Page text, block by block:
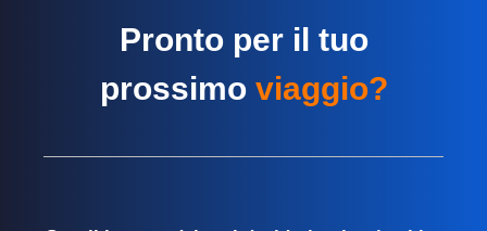
Pronto per il tuo
prossimo viaggio?